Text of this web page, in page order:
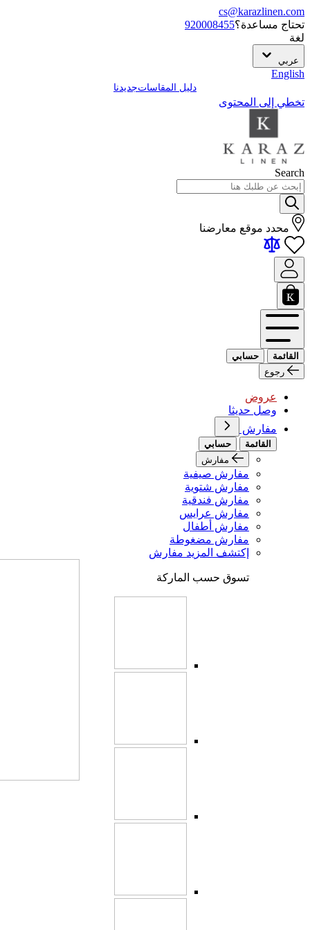
cs@karazlinen.com
تحتاج مساعدة؟920008455
لغة
عربي
English
دليل المقاساتجديدنا
تخطي إلى المحتوى
Search
محدد موقع معارضنا
القائمة
حسابي
رجوع
عروض
وصل حديثا
مفارش
القائمة
حسابي
مفارش
مفارش صيفية
مفارش شتوية
مفارش فندقية
مفارش عرايس
مفارش أطفال
مفارش مضغوطة
إكتشف المزيد مفارش
تسوق حسب الماركة